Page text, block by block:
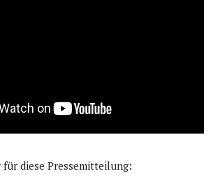
diese Pressemitteilung: